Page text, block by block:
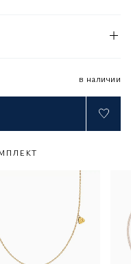
в наличии